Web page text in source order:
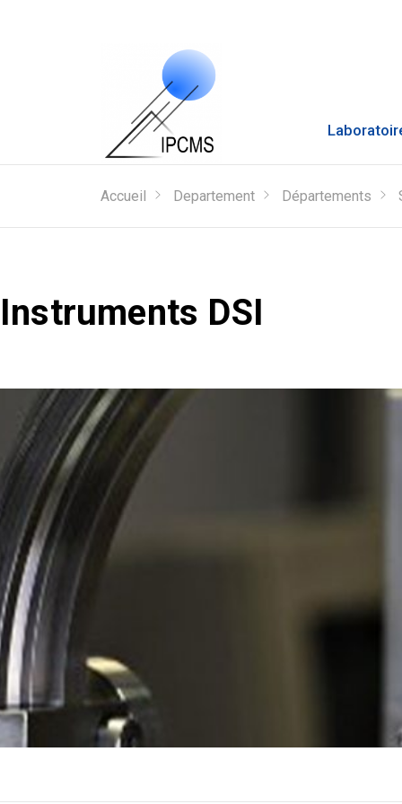
Accueil Departement Départements
Instruments DSI